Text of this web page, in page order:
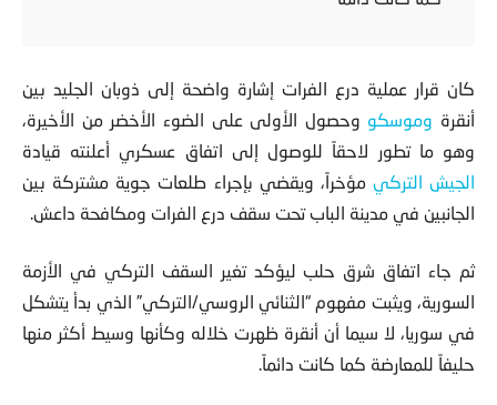
كان قرار عملية درع الفرات إشارة واضحة إلى ذوبان الجليد بين
وموسكو وحصول الأولى على الضوء الأخضر من الأخيرة،
وهو ما تطور لاحقاً للوصول إلى اتفاق عسكري أعلنته قيادة
الجيش التركي
مؤخراً، ويقضي بإجراء طلعات جوية مشتركة بين
ثم جاء اتفاق شرق حلب ليؤكد تغير السقف التركي في الأزمة
السورية، ويثبت مفهوم “الثنائي الروسي/التركي” الذي بدأ يتشكل
في سوريا، لا سيما أن أنقرة ظهرت خلاله وكأنها وسيط أكثر منها